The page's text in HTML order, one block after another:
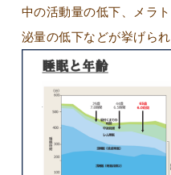
中の活動量の低下、メラ
泌量の低下などが挙げられ